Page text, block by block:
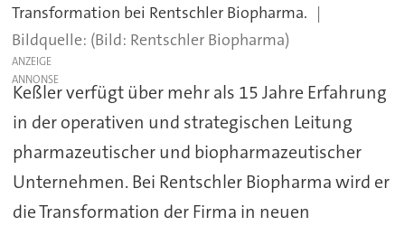
Transformation bei Rentschler Biopharma.
(Bild: Rentschler Biopharma)
ANZEIGE
Keßler verfügt über mehr als 15 Jahre Erfahrung
in der operativen und strategischen Leitung
pharmazeutischer und biopharmazeutischer
Unternehmen. Bei Rentschler Biopharma wird er
die Transformation der Firma in neuen